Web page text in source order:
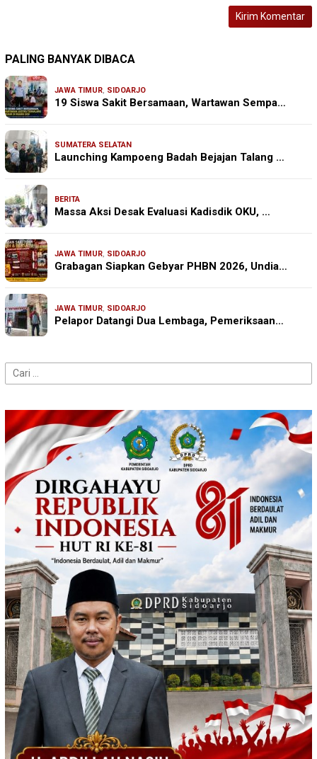
PALING BANYAK DIBACA
JAWA TIMUR, SIDOARJO
19 Siswa Sakit Bersamaan, Wartawan Sempa…
SUMATERA SELATAN
Launching Kampoeng Badah Bejajan Talang …
BERITA
Massa Aksi Desak Evaluasi Kadisdik OKU, …
JAWA TIMUR, SIDOARJO
Grabagan Siapkan Gebyar PHBN 2026, Undia…
JAWA TIMUR, SIDOARJO
Pelapor Datangi Dua Lembaga, Pemeriksaan…
Cari
untuk: